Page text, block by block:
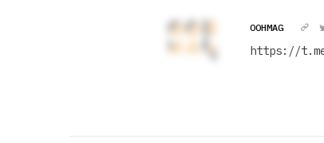
OOHMAG
https://